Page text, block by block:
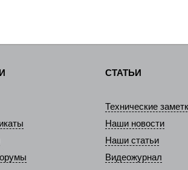
СТАТЬИ
Технические
Наши новости
Наши статьи
Видеожурнал